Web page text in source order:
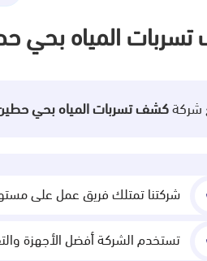
المياه بحي
شركةكشف تسربات المياه بحي
شركتنا تمتلك فريق عمل على
تستخدم الشركة أفضل الأجهزة